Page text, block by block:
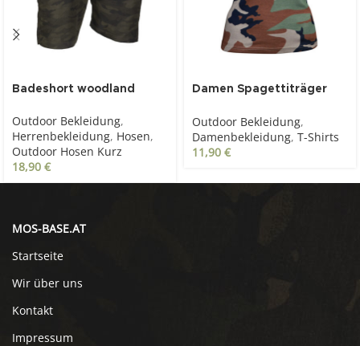
Badeshort woodland
Outdoor Bekleidung,
Herrenbekleidung, Hosen,
Outdoor Hosen Kurz
18,90 €
Damen Spagettiträger
Outdoor Bekleidung,
Damenbekleidung, T-Shirts
11,90 €
MOS-BASE.AT
Startseite
Wir über uns
Kontakt
Impressum